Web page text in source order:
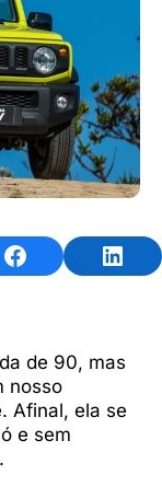
Share on Facebook
de 90, mas
nosso
Afinal, ela se
e sem